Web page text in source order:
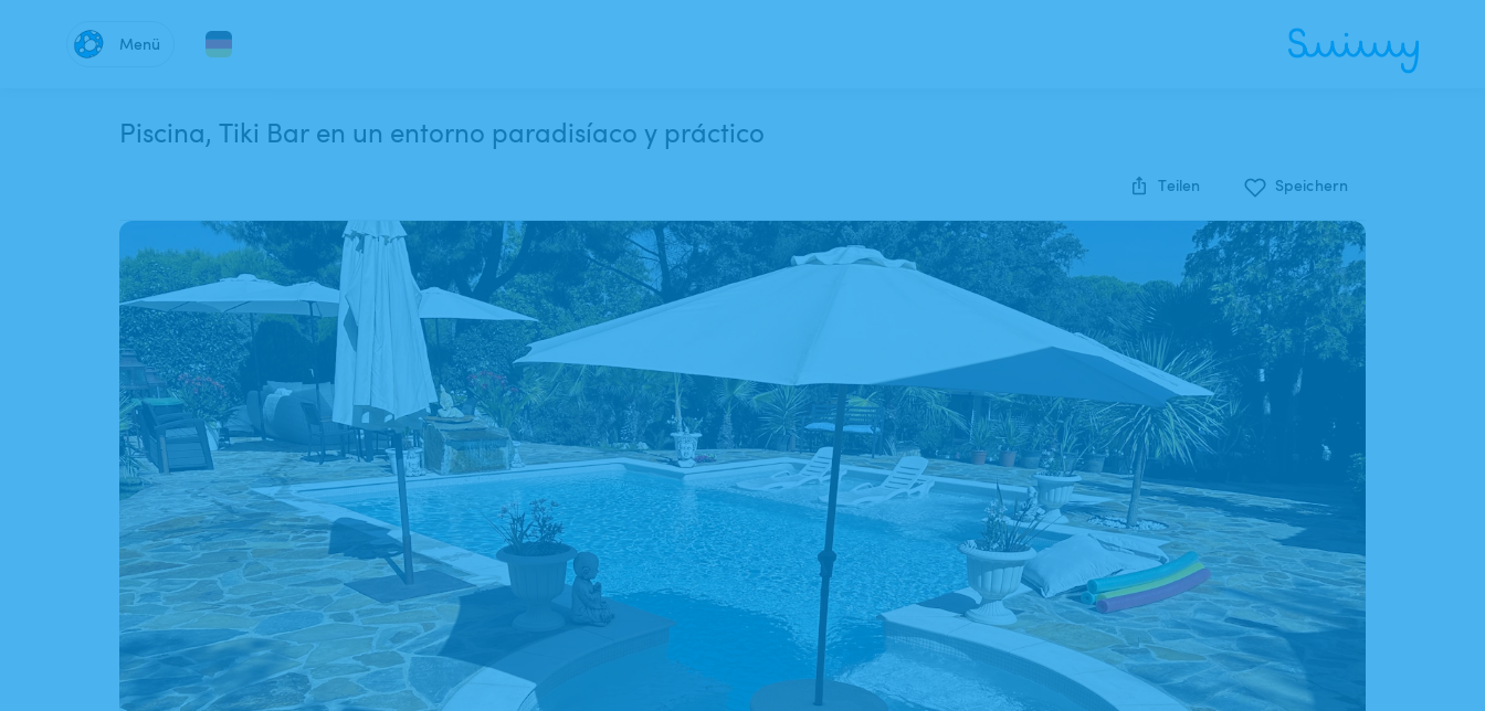
Menü
Piscina​,​ Tiki Bar en un entorno paradisíaco y práctico
Teilen Speichern